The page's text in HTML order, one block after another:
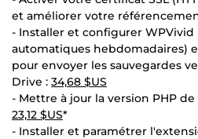
et améliorer votre
- Installer et configurer WPVivid
automatiques hebdomadaires)
pour envoyer les sauvegardes
Drive : 34,68 $US
- Mettre à jour la version PHP
23,12 $US*
- Installer et paramétrer